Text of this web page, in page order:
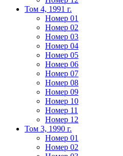
Том 4, 1991 г.
Номер 01
Номер 02
Номер 03
Номер 04
Номер 05
Номер 06
Номер 07
Номер 08
Номер 09
Номер 10
Номер 11
Номер 12
Том 3, 1990 г.
Номер 01
Номер 02